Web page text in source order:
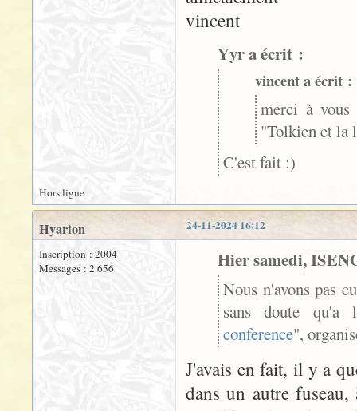
vincent
Yyr a écrit :
vincent a écrit :
merci à
"Tolkien et la
C'est fait :)
Hors ligne
24-11-2024 16:12
Hyarion
Inscription : 2004
Messages : 2 656
Hier samedi,
Nous n'avons pas
sans doute
conference",
J'avais en fait, il y a
dans un autre